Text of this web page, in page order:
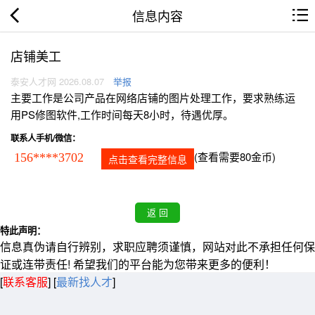
信息内容
店铺美工
泰安人才网 2026.08.07 举报
主要工作是公司产品在网络店铺的图片处理工作，要求熟练运
用PS修图软件,工作时间每天8小时，待遇优厚。
联系人手机/微信：
156****3702 点击查看完整信息 (查看需要80金币)
特此声明：
信息真伪请自行辨别，求职应聘须谨慎，网站对此不承担任何保
证或连带责任! 希望我们的平台能为您带来更多的便利！
[联系客服] [最新找人才]